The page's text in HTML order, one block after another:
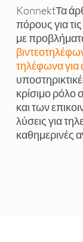
KonnektΤα
πόρους για
με
τηλέφωνα για
κρίσιμο ρόλο
και των
λύσεις για
καθημερινές